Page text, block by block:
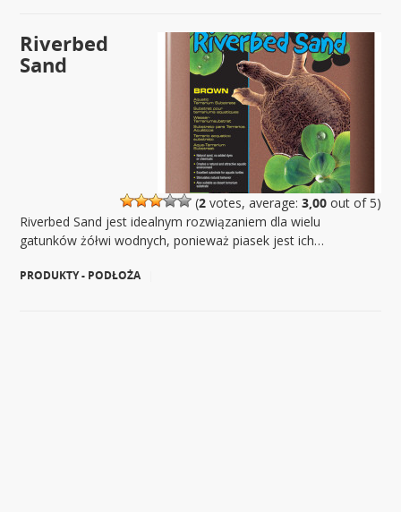
(2votes, average: 3,00out of 5)
Riverbed
Sand
Riverbed Sand jest idealnym rozwiązaniem dla wielu
gatunków żółwi wodnych, ponieważ piasek jest ich…
PRODUKTY - PODŁOŻA